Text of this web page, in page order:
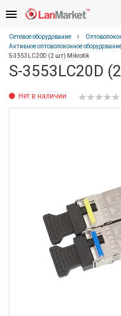
Сетевое оборудование
Активное оптоволоконное
S-3553LC20D (2 шт) Mikrotik
S-3553LC20D
Нет в наличии